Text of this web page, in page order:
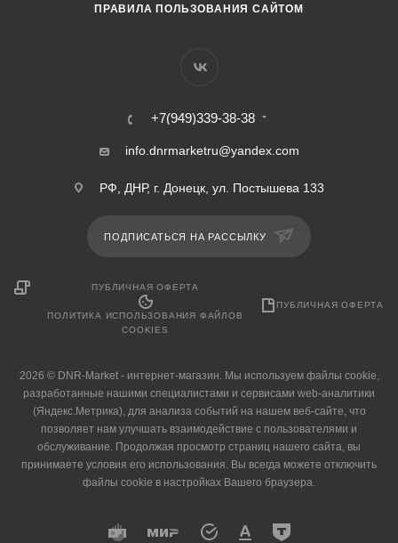
ПРАВИЛА ПОЛЬЗОВАНИЯ САЙТОМ
+7(949)339-38-38
info.dnrmarketru@yandex.com
РФ, ДНР, г. Донецк, ул. Постышева 133
ПОДПИСАТЬСЯ НА РАССЫЛКУ
ПУБЛИЧНАЯ ОФЕРТА
ПОЛИТИКА ИСПОЛЬЗОВАНИЯ ФАЙЛОВ
COOKIES
ПУБЛИЧНАЯ ОФЕРТА
2026 © DNR-Market - интернет-магазин. Мы используем файлы cookie,
разработанные нашими специалистами и сервисами web-аналитики
(Яндекс.Метрика), для анализа событий на нашем веб-сайте, что
позволяет нам улучшать взаимодействие с пользователями и
обслуживание. Продолжая просмотр страниц нашего сайта, вы
принимаете условия его использования. Вы всегда можете отключить
файлы cookie в настройках Вашего браузера.